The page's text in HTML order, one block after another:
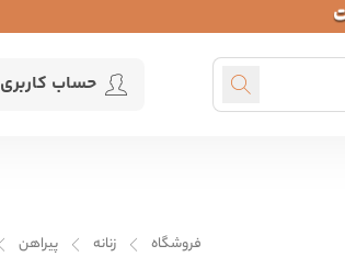
حساب کاربری
فروشگاه زنانه پیراهن